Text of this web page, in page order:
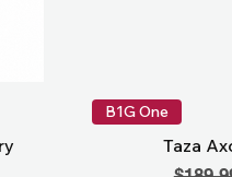
B1G One
Taza